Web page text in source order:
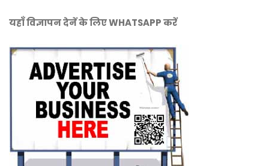
यहाँ विज्ञापन देनें के लिए WHATSAPP करें